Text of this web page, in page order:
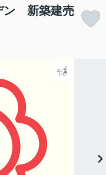
ン 新築建売